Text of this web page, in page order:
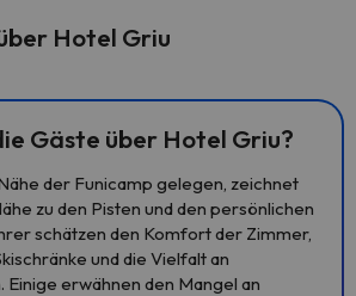
Hotel Griu
Gäste über Hotel Griu?
der Funicamp gelegen, zeichnet
zu den Pisten und den persönlichen
schätzen den Komfort der Zimmer,
und die Vielfalt an
erwähnen den Mangel an